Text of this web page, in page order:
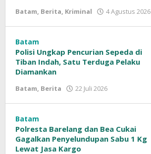
Batam, Berita, Kriminal 4 Agustus 2026
Batam
Polisi Ungkap Pencurian Sepeda di
Tiban Indah, Satu Terduga Pelaku
Diamankan
Batam, Berita 22 Juli 2026
Batam
Polresta Barelang dan Bea Cukai
Gagalkan Penyelundupan Sabu 1 Kg
Lewat Jasa Kargo